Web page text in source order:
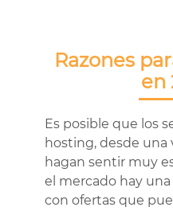
Razones
en
Es posible que los
hosting, desde una
hagan sentir muy
el mercado hay
con ofertas que